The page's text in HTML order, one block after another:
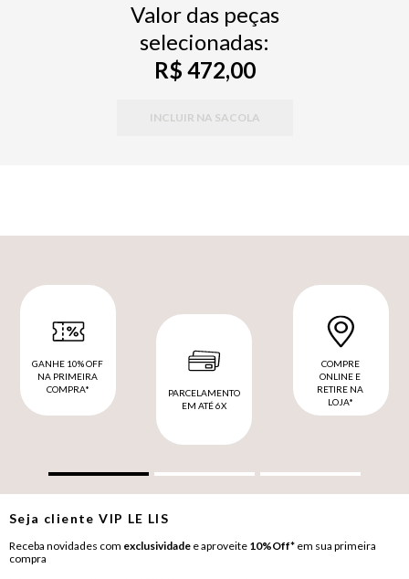
Valor das peças
selecionadas:
R$ 472,00
INCLUIR NA SACOLA
GANHE 10% OFF
NA PRIMEIRA
COMPRA*
PARCELAMENTO
EM ATÉ 6X
COMPRE
ONLINE E
RETIRE NA
LOJA*
Seja clienteVIP LE LIS
Receba novidades com exclusividade e aproveite 10%Off* em sua primeira
compra